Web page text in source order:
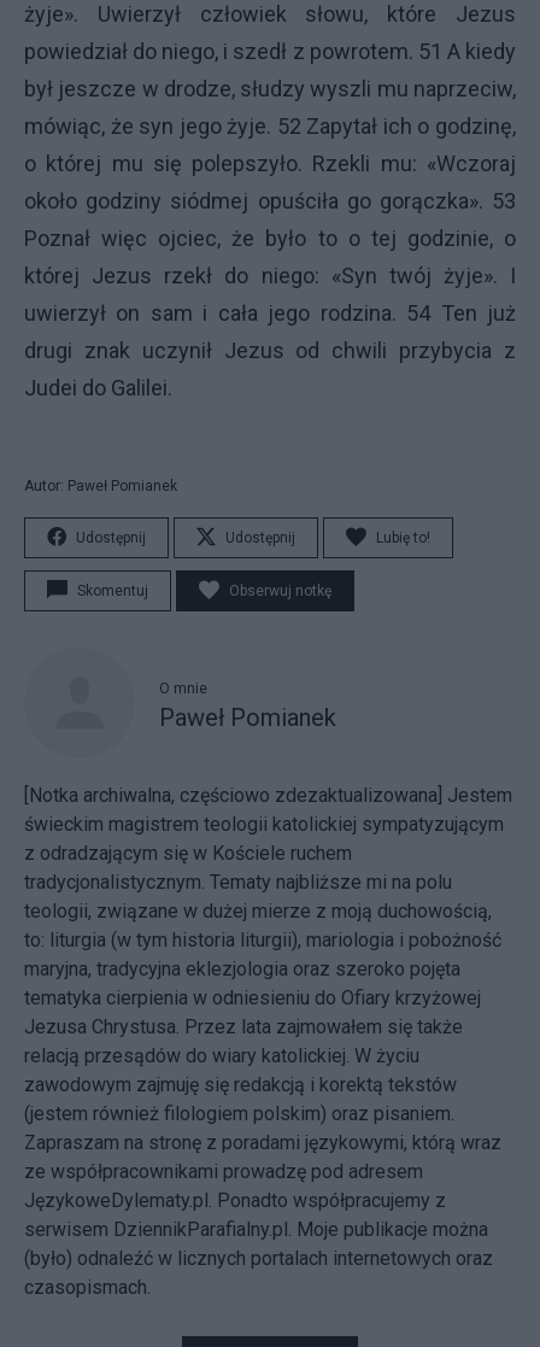
żyje». Uwierzył człowiek słowu, które Jezus
powiedział do niego, i szedł z powrotem. 51 A kiedy
był jeszcze w drodze, słudzy wyszli mu naprzeciw,
mówiąc, że syn jego żyje. 52 Zapytał ich o godzinę,
o której mu się polepszyło. Rzekli mu: «Wczoraj
około godziny siódmej opuściła go gorączka». 53
Poznał więc ojciec, że było to o tej godzinie, o
której Jezus rzekł do niego: «Syn twój żyje». I
uwierzył on sam i cała jego rodzina. 54 Ten już
drugi znak uczynił Jezus od chwili przybycia z
Judei do Galilei.
Autor: Paweł Pomianek
Udostępnij Udostępnij Lubię to!
Skomentuj Obserwuj notkę
O mnie
Paweł Pomianek
[Notka archiwalna, częściowo zdezaktualizowana] Jestem
świeckim magistrem teologii katolickiej sympatyzującym
z odradzającym się w Kościele ruchem
tradycjonalistycznym. Tematy najbliższe mi na polu
teologii, związane w dużej mierze z moją duchowością,
to: liturgia (w tym historia liturgii), mariologia i pobożność
maryjna, tradycyjna eklezjologia oraz szeroko pojęta
tematyka cierpienia w odniesieniu do Ofiary krzyżowej
Jezusa Chrystusa. Przez lata zajmowałem się także
relacją przesądów do wiary katolickiej. W życiu
zawodowym zajmuję się redakcją i korektą tekstów
(jestem również filologiem polskim) oraz pisaniem.
Zapraszam na stronę z poradami językowymi, którą wraz
ze współpracownikami prowadzę pod adresem
JęzykoweDylematy.pl. Ponadto współpracujemy z
serwisem DziennikParafialny.pl. Moje publikacje można
(było) odnaleźć w licznych portalach internetowych oraz
czasopismach.